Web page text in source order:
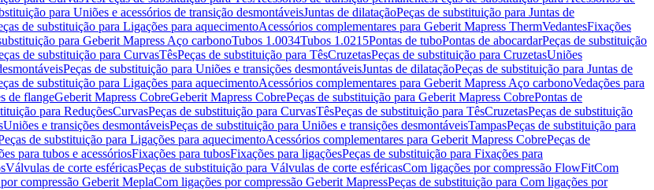
para Uniões e acessórios de transição desmontáveisJuntas de dilataçãoPeças de substituição para Juntas de
de substituição para Ligações para aquecimentoAcessórios complementares para Geberit Mapress ThermVedantesFixações
para Geberit Mapress Aço carbonoTubos 1.0034Tubos 1.0215Pontas de tuboPontas de abocardarPeças de substituição
de substituição para CurvasTêsPeças de substituição para TêsCruzetasPeças de substituição para CruzetasUniões
Peças de substituição para Uniões e transições desmontáveisJuntas de dilataçãoPeças de substituição para Juntas de
de substituição para Ligações para aquecimentoAcessórios complementares para Geberit Mapress Aço carbonoVedações para
de flangeGeberit Mapress CobreGeberit Mapress CobrePeças de substituição para Geberit Mapress CobrePontas de
para ReduçõesCurvasPeças de substituição para CurvasTêsPeças de substituição para TêsCruzetasPeças de substituição
Uniões e transições desmontáveisPeças de substituição para Uniões e transições desmontáveisTampasPeças de substituição para
de substituição para Ligações para aquecimentoAcessórios complementares para Geberit Mapress CobrePeças de
para tubos e acessóriosFixações para tubosFixações para ligaçõesPeças de substituição para Fixações para
Válvulas de corte esféricasPeças de substituição para Válvulas de corte esféricasCom ligações por compressão FlowFitCom
compressão Geberit MeplaCom ligações por compressão Geberit MapressPeças de substituição para Com ligações por